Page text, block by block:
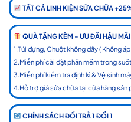
TẤT CẢ LINH KIỆN SỬA CHỮA
QUÀ TẶNG KÈM - ƯU ĐÃI HẬU MÃI
1.Túi đựng, Chuột không dây ( Không
2.Miễn phí cài đặt phần mềm trong
3.Miễn phí kiểm tra định kì & Vệ sinh
4.Hỗ trợ giá sửa chữa tại cửa hàng sản
CHÍNH SÁCH ĐỔI TRẢ 1 ĐỔI 1